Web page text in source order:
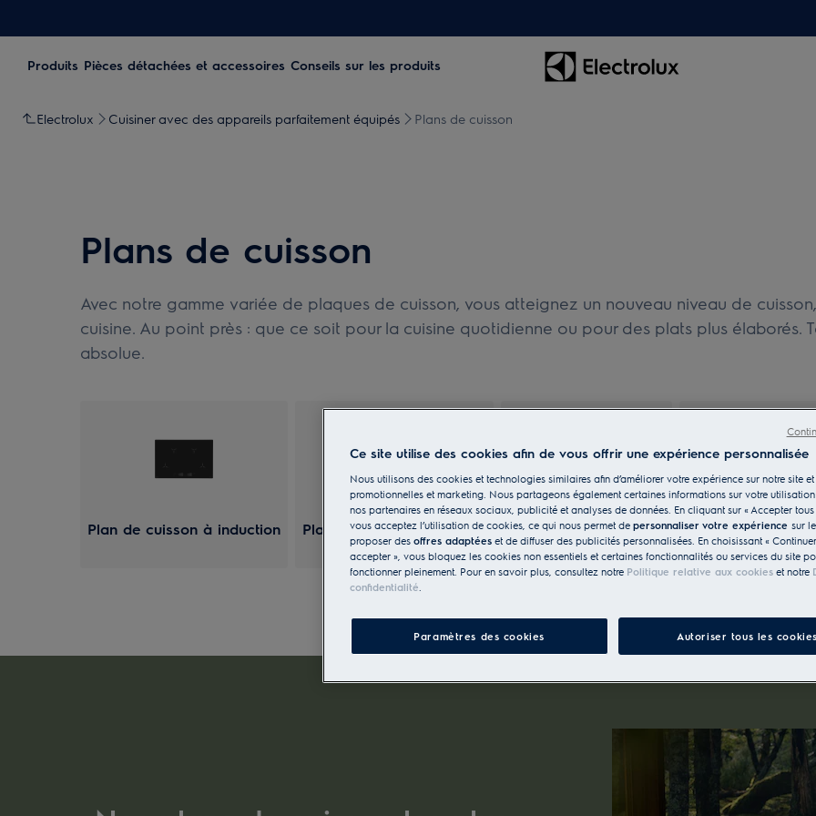
Produits Pièces détachées et accessoires Conseils sur les produits
Electrolux Cuisiner avec des appareils parfaitement équipés Plans de cuisson
Plans de cuisson
Avec notre gamme variée de plaques de cuisson, vous atteignez un nouveau niveau de
cuisine. Au point près : que ce soit pour la cuisine quotidienne ou pour des plats plus élaborés.
absolue.
Plan de cuisson à induction Plan de cuisson électrique Plan de cuisson à gaz Boîtier de
Ce site utilise des cookies afin de vous offrir une expérience personnalisée
Nous utilisons des cookies et technologies similaires afin d’améliorer votre expérience sur notre site
promotionnelles et marketing. Nous partageons également certaines informations sur votre
nos partenaires en réseaux sociaux, publicité et analyses de données. En cliquant sur « Accepter
vous acceptez l’utilisation de cookies, ce qui nous permet de personnaliser votre expérience sur
proposer des offres adaptées et de diffuser des publicités personnalisées. En choisissant «
accepter », vous bloquez les cookies non essentiels et certaines fonctionnalités ou services du site
fonctionner pleinement. Pour en savoir plus, consultez notre Politique relative aux cookies et notre
confidentialité.
Paramètres des cookies Autoriser tous les cookies